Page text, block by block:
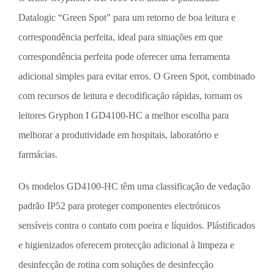
Datalogic “Green Spot” para um retorno de boa leitura e
correspondência perfeita, ideal para situações em que
correspondência perfeita pode oferecer uma ferramenta
adicional simples para evitar erros. O Green Spot, combinado
com recursos de leitura e decodificação rápidas, tornam os
leitores Gryphon I GD4100-HC a melhor escolha para
melhorar a produtividade em hospitais, laboratório e
farmácias.
Os modelos GD4100-HC têm uma classificação de vedação
padrão IP52 para proteger componentes electrónicos
sensíveis contra o contato com poeira e líquidos. Plástificados
e higienizados oferecem protecção adicional à limpeza e
desinfecção de rotina com soluções de desinfecção